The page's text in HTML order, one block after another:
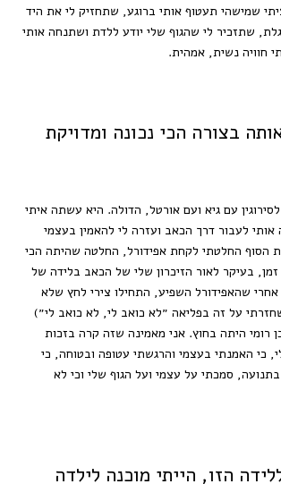
שמישהי תעטוף אותי ברוגע, שתחזיק לי את היד
שתזכיר לי שהגוף שלי יודע ללדת ושתנחה אותי
חוויה נשית, אמהית.
בצורה הכי נכונה ומדויקת
עם גיא ועם אורטל, הדולה. היא עשתה איתי
אותי לעבור דרך הכאב ועזרה לי להאמין בעצמי
הסוף החלטתי לקחת אפידורל, החלטה שהיתה הכי
בעיקר לאור הזיכרון שלי של הכאב בלידה של
שהאפידורל השפיע, התחילו צירי לחץ שלא
על זה בפליאה ״לא כואב לי, לא כואב לי״)
רומי היתה בחוץ. אני מאמינה שזה קרה בזכות
כי האמנתי בעצמי והרגשתי עטופה ובטוחה, כי
סמכתי על עצמי ועל הגוף שלי וכי לא
הזו, הייתי מוכנה לילדה